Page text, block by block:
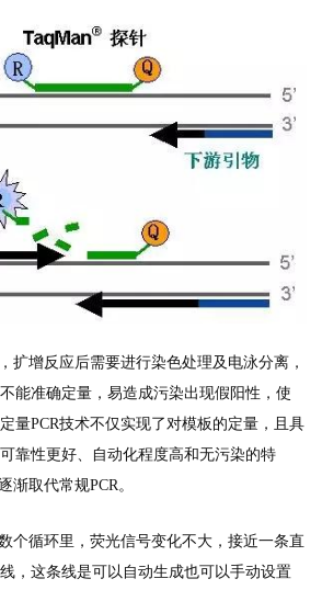
扩增反应后需要进行染色处理及电泳分离，
能准确定量，易造成污染出现假阳性，使
量PCR技术不仅实现了对模板的定量，且具
靠性更好、自动化程度高和无污染的特
渐取代常规PCR。
个循环里，荧光信号变化不大，接近一条直
，这条线是可以自动生成也可以手动设置